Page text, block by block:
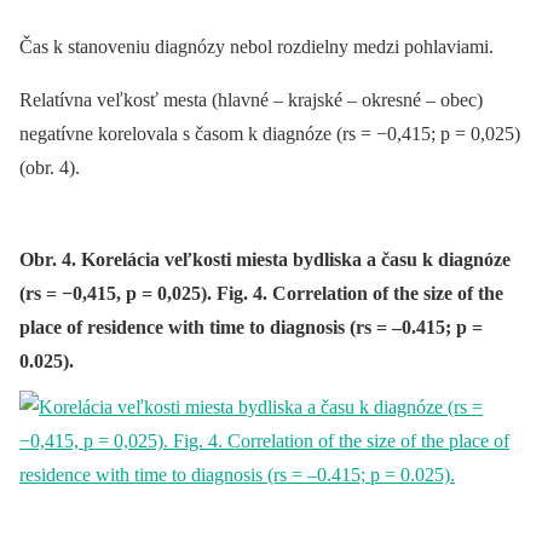
Čas k stanoveniu diagnózy nebol rozdielny medzi pohlaviami.
Relatívna veľkosť mesta (hlavné –⁠ krajské –⁠ okresné –⁠ obec)
negatívne korelovala s časom k diagnóze (rs = −0,415; p = 0,025)
(obr. 4).
Obr. 4. Korelácia veľkosti miesta bydliska a času k diagnóze
(rs = −0,415, p = 0,025). Fig. 4. Correlation of the size of the
place of residence with time to diagnosis (rs = –0.415; p =
0.025).